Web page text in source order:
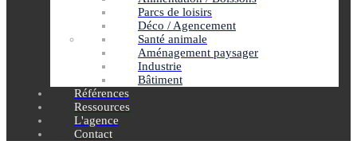
Parcs de loisirs
Déco / Agencement
Santé animale
Aménagement paysager
Industrie
Bâtiment
Références
Ressources
L'agence
Contact